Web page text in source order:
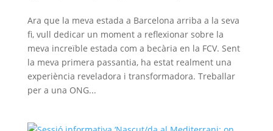
Ara que la meva estada a Barcelona arriba a la seva
fi, vull dedicar un moment a reflexionar sobre la
meva increïble estada com a becària en la FCV. Sent
la meva primera passantia, ha estat realment una
experiència reveladora i transformadora. Treballar
per a una ONG...